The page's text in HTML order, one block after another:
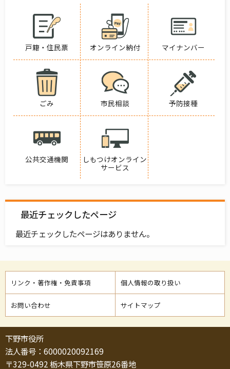
戸籍・住民票 オンライン納付 マイナンバー
ごみ 市民相談 予防接種
公共交通機関
しもつけオンライン
サービス
最近チェックしたページ
最近チェックしたページはありません。
リンク・著作権・免責事項 個人情報の取り扱い
お問い合わせ サイトマップ
下野市役所
法人番号：6000020092169
〒329-0492 栃木県下野市笹原26番地